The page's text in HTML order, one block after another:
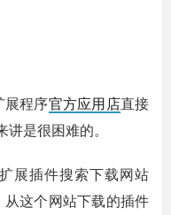
展程序官方应用店直接
是很困难的。
展插件搜索下载网站
这个网站下载的插件